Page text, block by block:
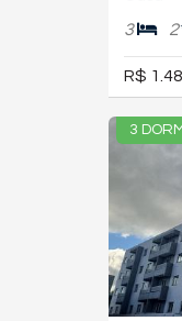
3 2
R$
3